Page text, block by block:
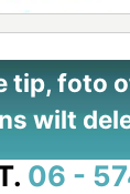
tip, foto
wilt
06 -